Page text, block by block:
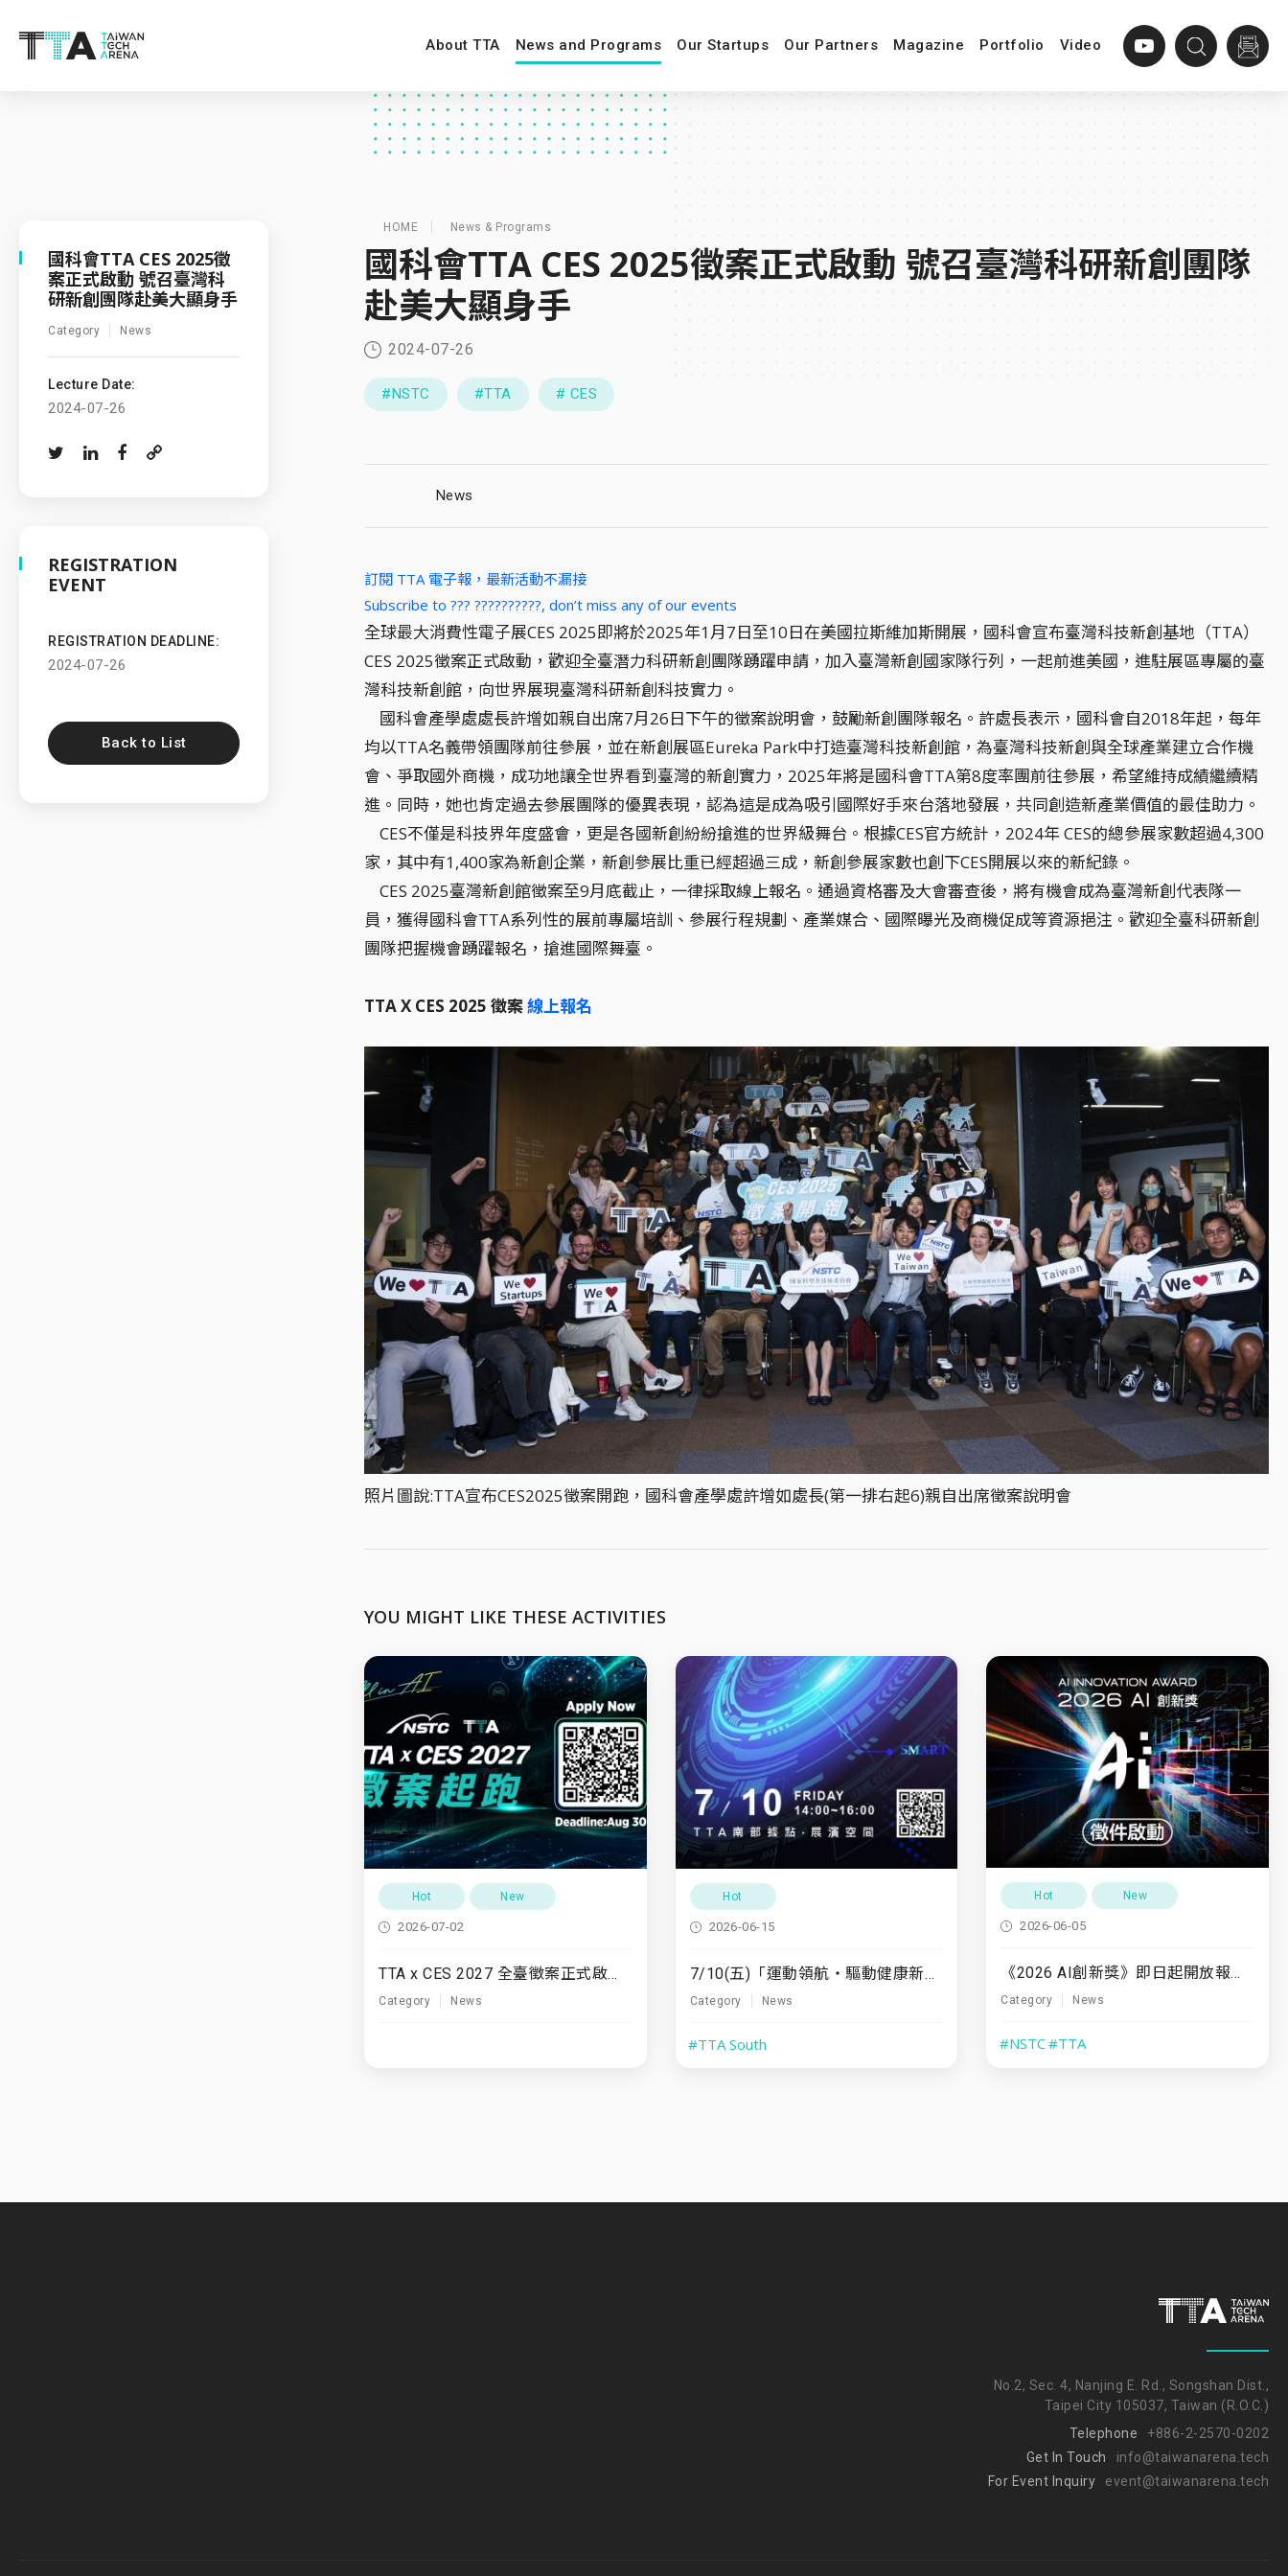
About TTA News and Programs Our Startups Our Partners Magazine Portfolio Video
國科會TTA CES 2025徵
案正式啟動 號召臺灣科
研新創團隊赴美大顯身手
Category News
Lecture Date:
2024-07-26
REGISTRATION
EVENT
REGISTRATION DEADLINE:
2024-07-26
Back to List
HOME News & Programs
國科會TTA CES 2025徵案正式啟動 號召臺灣科研新創團隊
赴美大顯身手
2024-07-26
#NSTC #TTA # CES
News
訂閱 TTA 電子報，最新活動不漏接
Subscribe to ??? ??????????, don’t miss any of our events
全球最大消費性電子展CES 2025即將於2025年1月7日至10日在美國拉斯維加斯開展，國科會宣布臺灣科技新創基地（TTA）
CES 2025徵案正式啟動，歡迎全臺潛力科研新創團隊踴躍申請，加入臺灣新創國家隊行列，一起前進美國，進駐展區專屬的臺
灣科技新創館，向世界展現臺灣科研新創科技實力。
國科會產學處處長許增如親自出席7月26日下午的徵案說明會，鼓勵新創團隊報名。許處長表示，國科會自2018年起，每年
均以TTA名義帶領團隊前往參展，並在新創展區Eureka Park中打造臺灣科技新創館，為臺灣科技新創與全球產業建立合作機
會、爭取國外商機，成功地讓全世界看到臺灣的新創實力，2025年將是國科會TTA第8度率團前往參展，希望維持成績繼續精
進。同時，她也肯定過去參展團隊的優異表現，認為這是成為吸引國際好手來台落地發展，共同創造新產業價值的最佳助力。
CES不僅是科技界年度盛會，更是各國新創紛紛搶進的世界級舞台。根據CES官方統計，2024年 CES的總參展家數超過4,300
家，其中有1,400家為新創企業，新創參展比重已經超過三成，新創參展家數也創下CES開展以來的新紀錄。
CES 2025臺灣新創館徵案至9月底截止，一律採取線上報名。通過資格審及大會審查後，將有機會成為臺灣新創代表隊一
員，獲得國科會TTA系列性的展前專屬培訓、參展行程規劃、產業媒合、國際曝光及商機促成等資源挹注。歡迎全臺科研新創
團隊把握機會踴躍報名，搶進國際舞臺。
TTA X CES 2025 徵案線上報名
照片圖說:TTA宣布CES2025徵案開跑，國科會產學處許增如處長(第一排右起6)親自出席徵案說明會
YOU MIGHT LIKE THESE ACTIVITIES
Hot New
2026-07-02
TTA x CES 2027 全臺徵案正式啟動！
Category News
Hot
2026-06-15
7/10(五)「運動領航・驅動健康新未來」
Category News
#TTA South
Hot New
2026-06-05
《2026 AI創新獎》即日起開放報名至7/31
Category News
#NSTC#TTA
No.2, Sec. 4, Nanjing E. Rd., Songshan Dist.,
Taipei City 105037, Taiwan (R.O.C.)
Telephone
+886-2-2570-0202
Get In Touch
info@taiwanarena.tech
For Event Inquiry
event@taiwanarena.tech